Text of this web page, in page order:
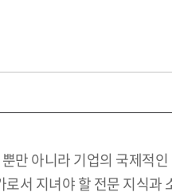
만 아니라 기업의 국제적
서 지녀야 할 전문 지식과